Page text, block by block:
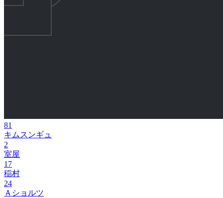
81
キムスンギュ
2
室屋
17
稲村
24
Ａショルツ